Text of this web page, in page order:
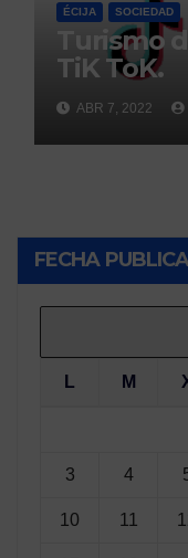
ÉCIJA SOCIEDAD
Turismo
TiK ToK.
ABR 7, 2022
FECHA
L M
3 4
10 11